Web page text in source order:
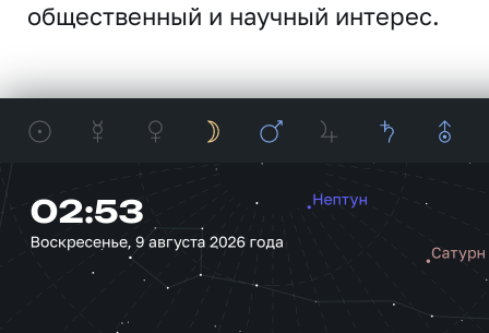
общественный и научный интерес.